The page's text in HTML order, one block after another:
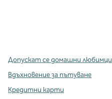
Допускат се домашни любимци
Вдъхновение за пътуване
Кредитни карти